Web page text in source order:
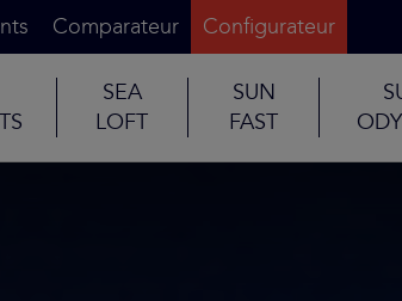
Comparateur Configurateur
SEA
LOFT
SUN
FAST